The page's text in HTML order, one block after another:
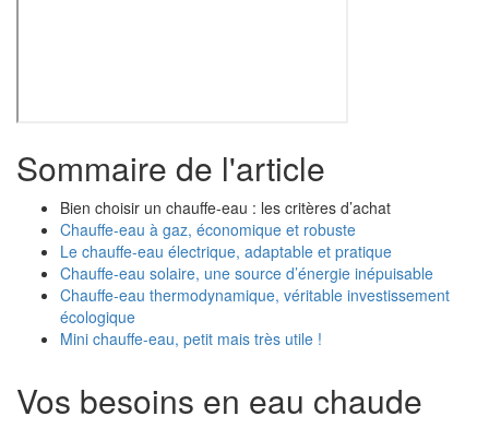
Sommaire de l'article
Bien choisir un chauffe-eau : les critères d’achat
Chauffe-eau à gaz, économique et robuste
Le chauffe-eau électrique, adaptable et pratique
Chauffe-eau solaire, une source d’énergie inépuisable
Chauffe-eau thermodynamique, véritable investissement
écologique
Mini chauffe-eau, petit mais très utile !
Vos besoins en eau chaude